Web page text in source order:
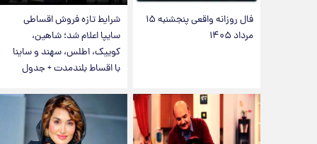
فال روزانه واقعی پنجشنبه ۱۵
مرداد ۱۴۰۵
شرایط تازه فروش اقساطی
سایپا اعلام شد؛ شاهین،
کوییک، اطلس، سهند و ساینا
با اقساط بلندمدت + جدول